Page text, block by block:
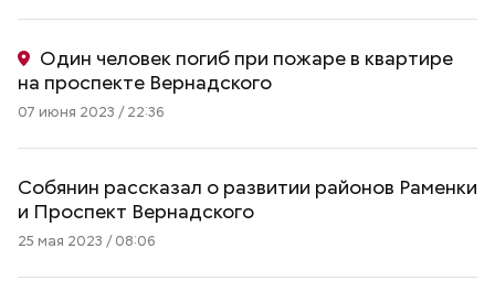
Один человек погиб при пожаре в квартире
на проспекте Вернадского
07 июня 2023 / 22:36
Собянин рассказал о развитии районов Раменки
и Проспект Вернадского
25 мая 2023 / 08:06